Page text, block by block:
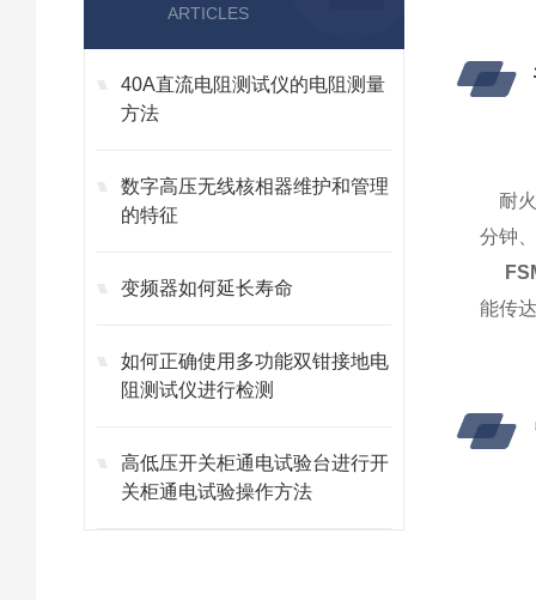
ARTICLES
40A直流电阻测试仪的电阻测量
方法
数字高压无线核相器维护和管理
的特征
变频器如何延长寿命
如何正确使用多功能双钳接地电
阻测试仪进行检测
高低压开关柜通电试验台进行开
关柜通电试验操作方法
耐
分钟
能传